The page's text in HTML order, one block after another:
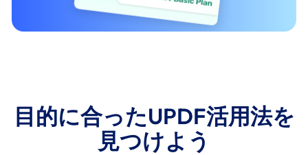
目的に合ったUPDF活用法を
見つけよう